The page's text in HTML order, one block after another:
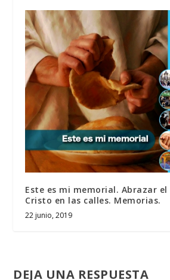
Este es mi memorial. Abrazar el
Cristo en las calles. Memorias.
22 junio, 2019
DEJA UNA RESPUESTA